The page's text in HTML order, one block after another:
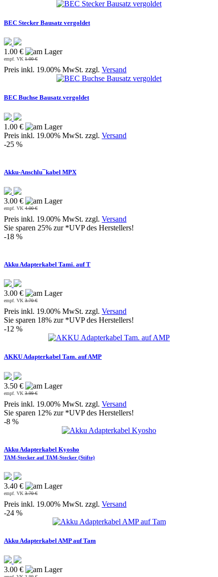
BEC Stecker Bausatz vergoldet
1.00 €
empf. VK 1.00 €
Preis inkl. 19.00% MwSt. zzgl. Versand
BEC Buchse Bausatz vergoldet
1.00 €
Preis inkl. 19.00% MwSt. zzgl. Versand
-25 %
Akku-Anschlu¯kabel MPX
3.00 €
empf. VK 4.00 €
Preis inkl. 19.00% MwSt. zzgl. Versand
Sie sparen 25% zur *UVP des Herstellers!
-18 %
Akku Adapterkabel Tami. auf T
3.00 €
empf. VK 3.70 €
Preis inkl. 19.00% MwSt. zzgl. Versand
Sie sparen 18% zur *UVP des Herstellers!
-12 %
AKKU Adapterkabel Tam. auf AMP
3.50 €
empf. VK 3.99 €
Preis inkl. 19.00% MwSt. zzgl. Versand
Sie sparen 12% zur *UVP des Herstellers!
-8 %
Akku Adapterkabel Kyosho
TAM-Stecker auf TAM-Stecker (Stifte)
3.40 €
empf. VK 3.70 €
Preis inkl. 19.00% MwSt. zzgl. Versand
-24 %
Akku Adapterkabel AMP auf Tam
3.00 €